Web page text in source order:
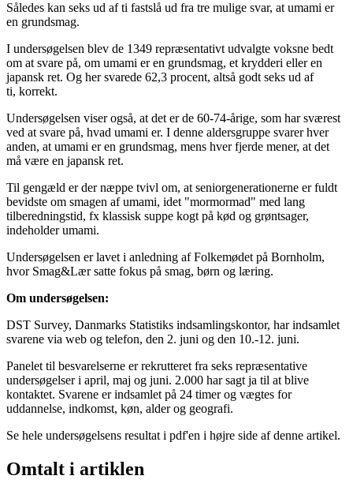
Således kan seks ud af ti fastslå ud fra tre mulige svar, at umami er
en grundsmag.
I undersøgelsen blev de 1349 repræsentativt udvalgte voksne bedt
om at svare på, om umami er en grundsmag, et krydderi eller en
japansk ret. Og her svarede 62,3 procent, altså godt seks ud af
ti, korrekt.
Undersøgelsen viser også, at det er de 60-74-årige, som har sværest
ved at svare på, hvad umami er. I denne aldersgruppe svarer hver
anden, at umami er en grundsmag, mens hver fjerde mener, at det
må være en japansk ret.
Til gengæld er der næppe tvivl om, at seniorgenerationerne er fuldt
bevidste om smagen af umami, idet "mormormad" med lang
tilberedningstid, fx klassisk suppe kogt på kød og grøntsager,
indeholder umami.
Undersøgelsen er lavet i anledning af Folkemødet på Bornholm,
hvor Smag&Lær satte fokus på smag, børn og læring.
Om undersøgelsen:
DST Survey, Danmarks Statistiks indsamlingskontor, har indsamlet
svarene via web og telefon, den 2. juni og den 10.-12. juni.
Panelet til besvarelserne er rekrutteret fra seks repræsentative
undersøgelser i april, maj og juni. 2.000 har sagt ja til at blive
kontaktet. Svarene er indsamlet på 24 timer og vægtes for
uddannelse, indkomst, køn, alder og geografi.
Se hele undersøgelsens resultat i pdf'en i højre side af denne artikel.
Omtalt i artiklen